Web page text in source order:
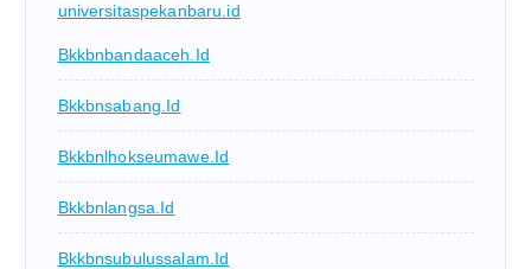
universitaspekanbaru.id
Bkkbnbandaaceh.id
Bkkbnsabang.id
Bkkbnlhokseumawe.id
Bkkbnlangsa.id
Bkkbnsubulussalam.id